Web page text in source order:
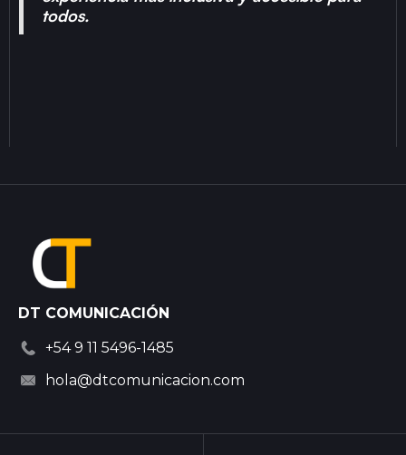
todos.
DT COMUNICACIÓN
+54 9 11 5496-1485
hola@dtcomunicacion.com